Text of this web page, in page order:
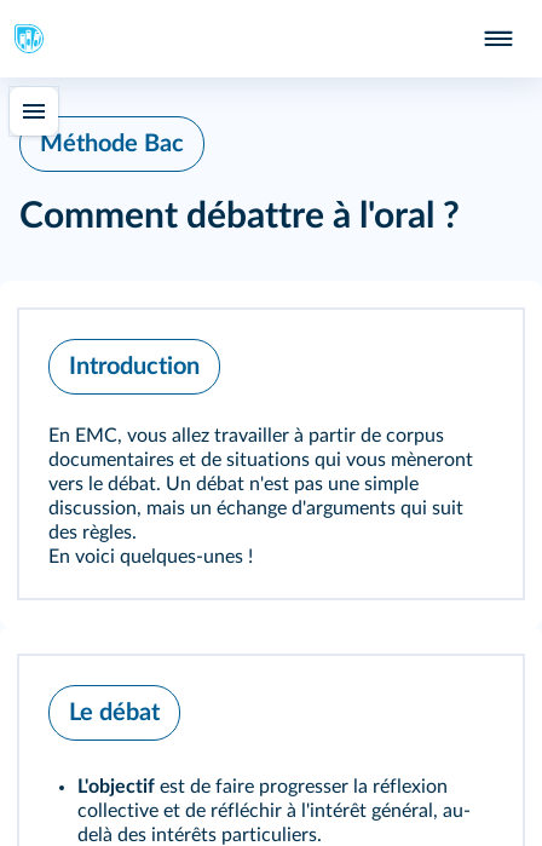
Méthode Bac
Comment débattre à l'oral ?
Introduction
En EMC, vous allez travailler à partir de corpus
documentaires et de situations qui vous mèneront
vers le débat. Un débat n'est pas une simple
discussion, mais un échange d'arguments qui suit
des règles.
En voici quelques-unes !
Le débat
L'objectif est de faire progresser la réflexion
collective et de réfléchir à l'intérêt général, au-
delà des intérêts particuliers.